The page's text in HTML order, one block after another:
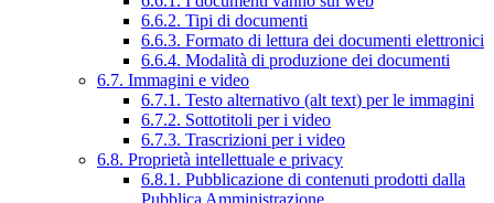
6.6.2. Tipi di documenti
6.6.3. Formato di lettura dei documenti elettronici
6.6.4. Modalità di produzione dei documenti
6.7. Immagini e video
6.7.1. Testo alternativo (alt text) per le immagini
6.7.2. Sottotitoli per i video
6.7.3. Trascrizioni per i video
6.8. Proprietà intellettuale e privacy
6.8.1. Pubblicazione di contenuti prodotti dalla
Pubblica Amministrazione